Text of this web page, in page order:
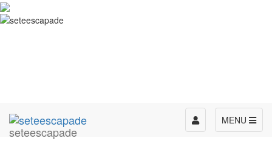
seteescapade
MENU
Toggle
navigation